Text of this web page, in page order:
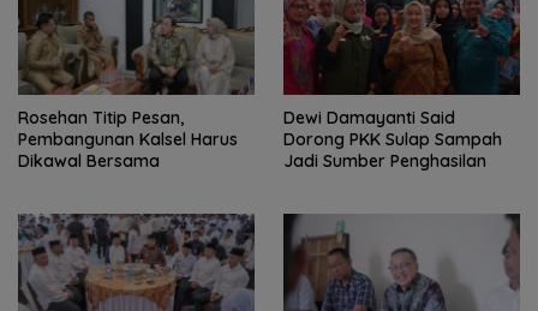
Rosehan Titip Pesan,
Pembangunan Kalsel Harus
Dikawal Bersama
Dewi Damayanti Said
Dorong PKK Sulap Sampah
Jadi Sumber Penghasilan